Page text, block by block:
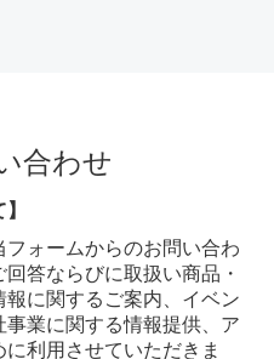
合わせ
ォームからのお問い合わ
答ならびに取扱い商品・
に関するご案内、イベン
事業に関する情報提供、ア
利用させていただきま